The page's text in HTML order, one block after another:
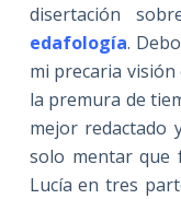
disertación
edafología.
mi precaria
la premura de
mejor redactado
solo mentar que
Lucía en tres